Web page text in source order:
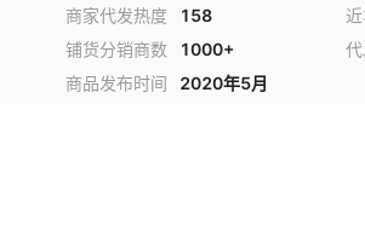
商家代发热度 158
铺货分销商数 1000+
商品发布时间 2020年5月